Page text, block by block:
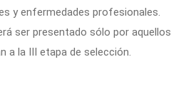
y enfermedades profesionales.
ser presentado sólo por aquellos
a la III etapa de selección.